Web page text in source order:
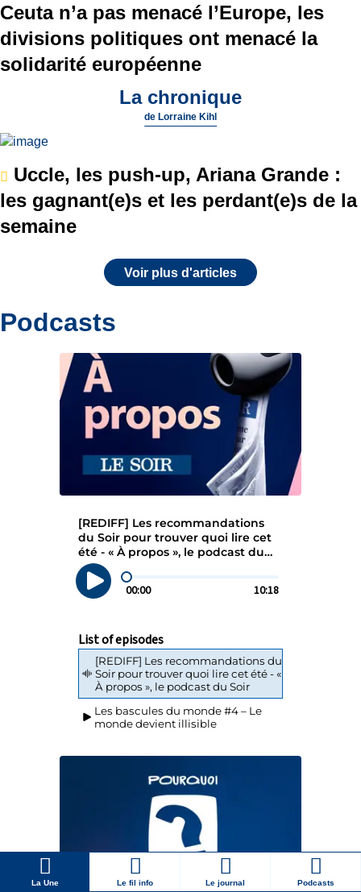
La Une Le fil info Le journal Podcasts
Ceuta n’a pas menacé l’Europe, les
divisions politiques ont menacé la
solidarité européenne
La chronique
de Lorraine Kihl
Uccle, les push-up, Ariana Grande :
les gagnant(e)s et les perdant(e)s de la
semaine
Voir plus d'articles
Podcasts